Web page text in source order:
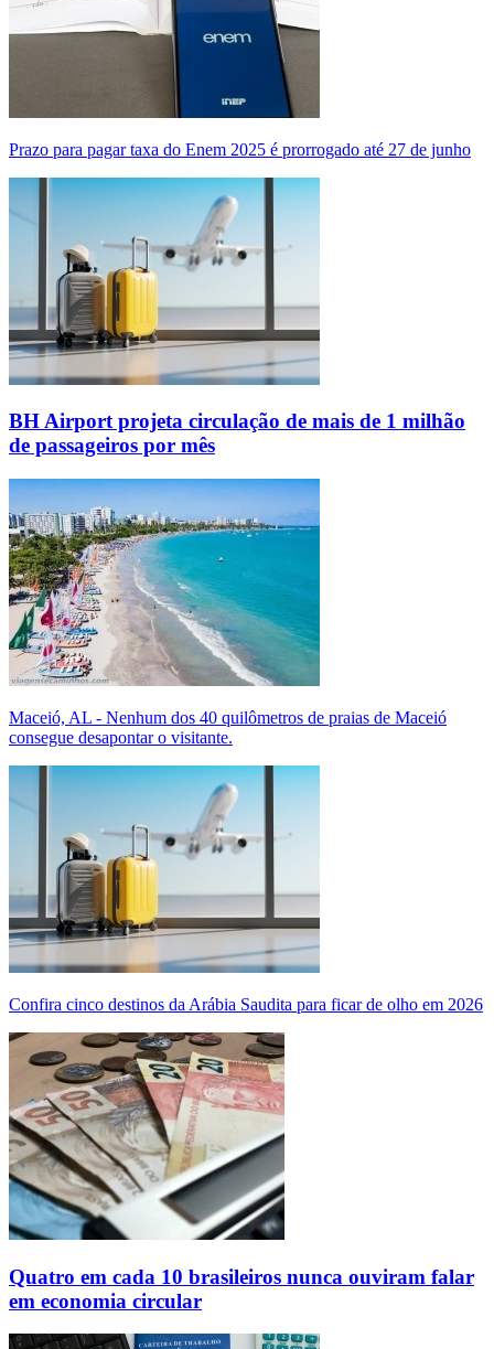
Prazo para pagar taxa do Enem 2025 é prorrogado até 27 de junho
BH Airport projeta circulação de mais de 1 milhão
de passageiros por mês
Maceió, AL - Nenhum dos 40 quilômetros de praias de Maceió
consegue desapontar o visitante.
Confira cinco destinos da Arábia Saudita para ficar de olho em 2026
Quatro em cada 10 brasileiros nunca ouviram falar
em economia circular